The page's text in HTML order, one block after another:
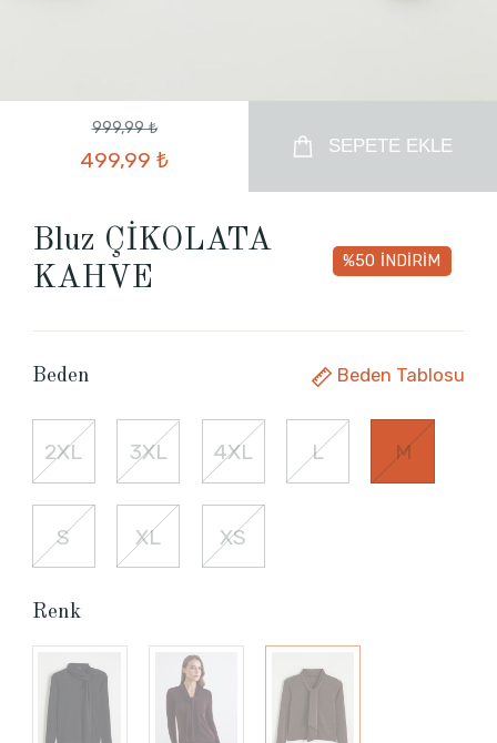
999,99 ₺
499,99 ₺
SEPETE EKLE
Bluz ÇİKOLATA
KAHVE
%50 İNDİRİM
Beden Beden Tablosu
2XL 3XL 4XL L M
S XL XS
Renk